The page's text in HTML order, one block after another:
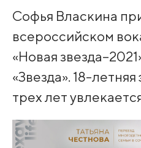
Софья Власкина
всероссийском
«Новая
«Звезда». 18-
трех лет